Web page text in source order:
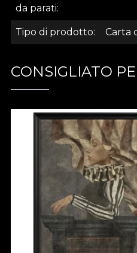
da parati
Tipo di prodotto Carta
CONSIGLIATO